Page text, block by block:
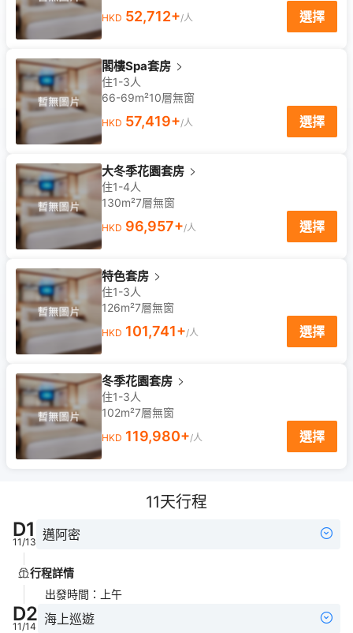
HKD 52,712+/人 選擇
閣樓Spa套房
住1-3人
66-69m²10層無窗
HKD 57,419+/人 選擇
大冬季花園套房
住1-4人
130m²7層無窗
HKD 96,957+/人 選擇
特色套房
住1-3人
126m²7層無窗
HKD 101,741+/人 選擇
冬季花園套房
住1-3人
102m²7層無窗
HKD 119,980+/人 選擇
11天行程
D1
11/13 邁阿密
行程詳情
出發時間 ： 上午
D2
11/14 海上巡遊